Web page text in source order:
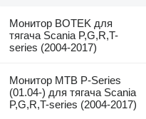
Монитор BOTEK для
тягача Scania P,G,R,T-
series (2004-2017)
Монитор MTB P-Series
(01.04-) для тягача Scania
P,G,R,T-series (2004-2017)